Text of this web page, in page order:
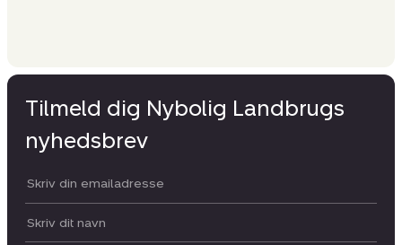
Tilmeld dig Nybolig Landbrugs
nyhedsbrev
Din email:
Dit navn: